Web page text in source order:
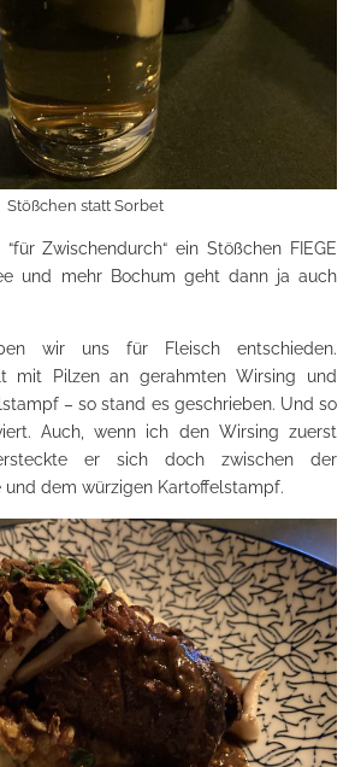
Stößchen statt Sorbet
Zwischendurch“ ein Stößchen FIEGE
und mehr Bochum geht dann ja auch
wir uns für Fleisch entschieden.
mit Pilzen an gerahmten Wirsing und
– so stand es geschrieben. Und so
Auch, wenn ich den Wirsing zuerst
er sich doch zwischen der
und dem würzigen Kartoffelstampf.